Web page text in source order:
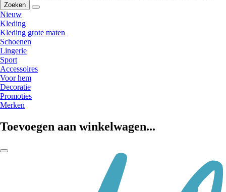
Zoeken
Nieuw
Kleding
Kleding grote maten
Schoenen
Lingerie
Sport
Accessoires
Voor hem
Decoratie
Promoties
Merken
Toevoegen aan winkelwagen...